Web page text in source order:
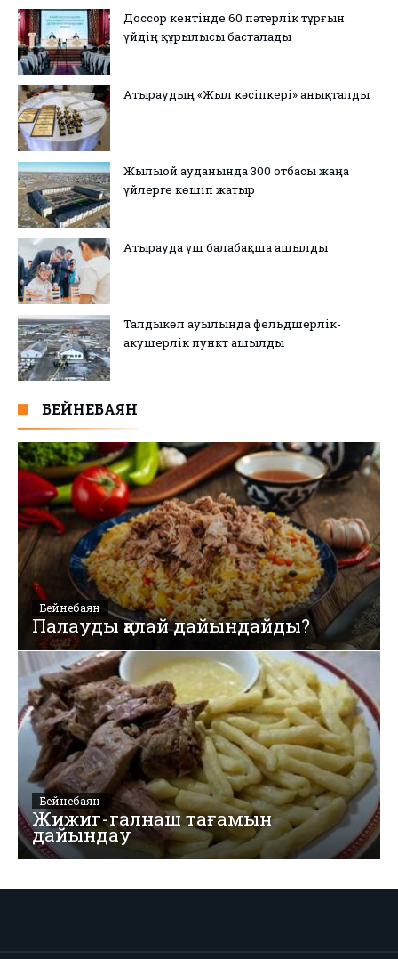
Доссор кентінде 60 пәтерлік тұрғын
үйдің құрылысы басталады
Атыраудың «Жыл кәсіпкері» анықталды
Жылыой ауданында 300 отбасы жаңа
үйлерге көшіп жатыр
Атырауда үш балабақша ашылды
Талдыкөл ауылында фельдшерлік-
акушерлік пункт ашылды
БЕЙНЕБАЯН
Бейнебаян
Палауды қалай дайындайды?
Бейнебаян
Жижиг-галнаш тағамын
дайындау